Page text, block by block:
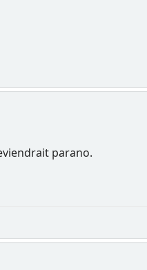
parano.